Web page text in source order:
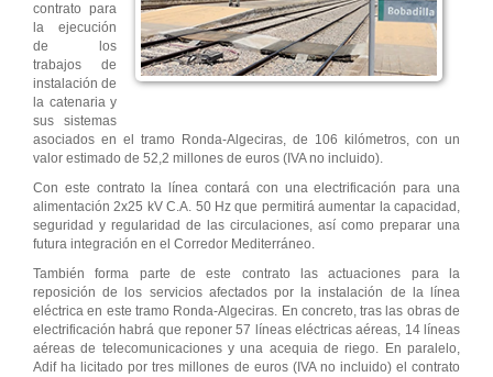
contrato para
la ejecución
de los
trabajos de
instalación de
la catenaria y
sus sistemas
asociados en el tramo Ronda-Algeciras, de 106 kilómetros, con un
valor estimado de 52,2 millones de euros (IVA no incluido).
Con este contrato la línea contará con una electrificación para una
alimentación 2x25 kV C.A. 50 Hz que permitirá aumentar la capacidad,
seguridad y regularidad de las circulaciones, así como preparar una
futura integración en el Corredor Mediterráneo.
También forma parte de este contrato las actuaciones para la
reposición de los servicios afectados por la instalación de la línea
eléctrica en este tramo Ronda-Algeciras. En concreto, tras las obras de
electrificación habrá que reponer 57 líneas eléctricas aéreas, 14 líneas
aéreas de telecomunicaciones y una acequia de riego. En paralelo,
Adif ha licitado por tres millones de euros (IVA no incluido) el contrato